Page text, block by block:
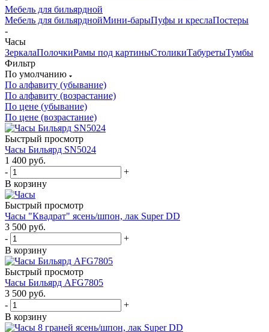
Мебель для бильярдной
Мебель для бильярднойМини-барыПуфы и креслаПостеры
-
Часы
ЗеркалаПолочкиРамы под картиныСтоликиТабуретыТумбы
Фильтр
По умолчанию
По алфавиту (убывание)
По алфавиту (возрастание)
По цене (убывание)
По цене (возрастание)
Быстрый просмотр
Часы Бильярд SN5024
1 400 руб.
-
+
В корзину
Быстрый просмотр
Часы "Квадрат" ясень/шпон, лак Super DD
3 500 руб.
-
+
В корзину
Быстрый просмотр
Часы Бильярд AFG7805
3 500 руб.
-
+
В корзину